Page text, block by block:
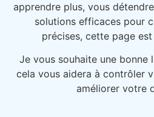
apprendre plus, vous
solutions efficaces pour
précises, cette page
Je vous souhaite une bonne
cela vous aidera à contrôler
améliorer votre